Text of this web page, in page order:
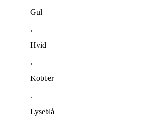
Gul
,
Hvid
,
Kobber
,
Lyseblå